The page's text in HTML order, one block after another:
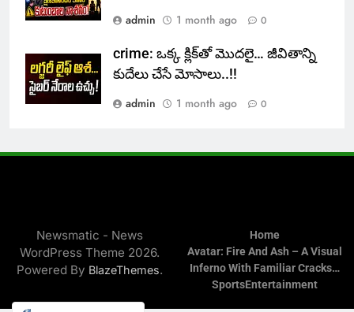
admin
1 month ago 0
crime: ఒక్క క్లిక్‌తో మొదలై… జీవితాన్ని
కుదేలు చేసే మోసాలు..!!
admin
1 month ago 0
Newsmatic - News
WordPress Theme 2026.
Powered By BlazeThemes.
Home
Avatar: Fire And Ash – A Visual
Inferno With Familiar Cracks…
SportsEntertainment